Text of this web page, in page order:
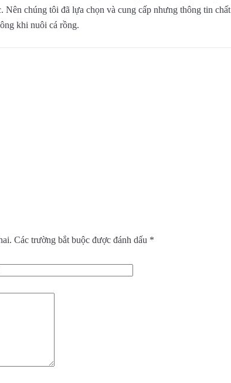
Nên chúng tôi đã lựa chọn và cung cấp nhưng thông tin chất
khi nuôi cá rồng.
Các trường bắt buộc được đánh dấu *